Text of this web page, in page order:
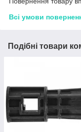
Всі умови
Подібні товари